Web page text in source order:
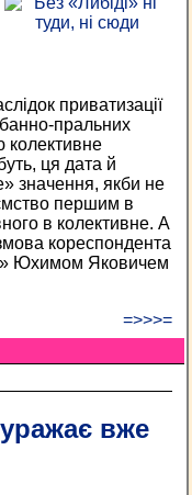
приватизації
банно-пральних
колективне
ця дата й
значення, якби не
першим в
в колективне. А
кореспондента
Юхимом Яковичем
=>>>=
вже